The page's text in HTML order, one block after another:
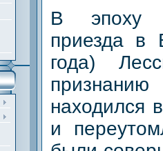
В эпоху
приезда в
года)
признанию
находился
и